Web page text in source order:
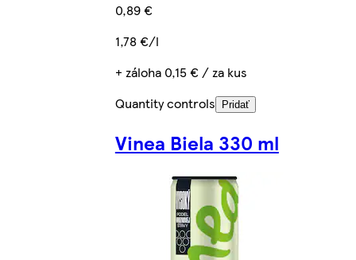
0,89 €
1,78 €/l
+ záloha 0,15 € / za kus
Quantity controls
Pridať
Vinea Biela 330 ml